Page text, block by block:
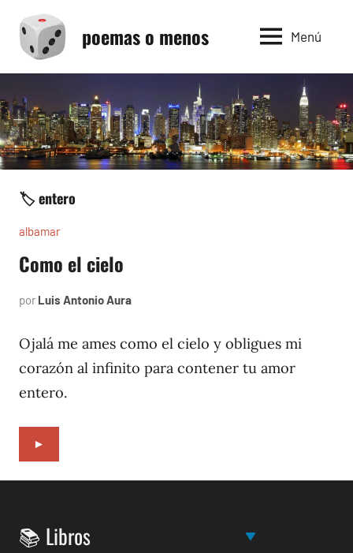
contenido
poemas o menos Menú
🏷️ entero
albamar
Como el cielo
por Luis Antonio Aura
1996
Ojalá me ames como el cielo y obligues mi
corazón al infinito para contener tu amor
entero.
►